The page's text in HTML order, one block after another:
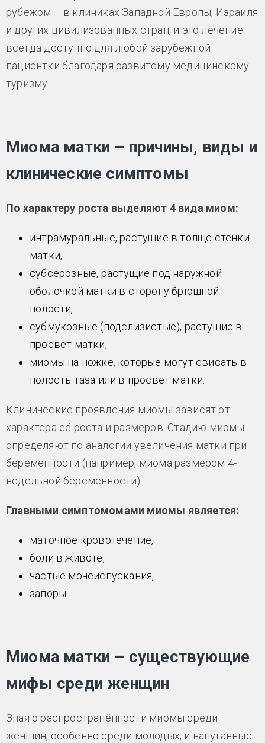
рубежом – в клиниках Западной Европы, Израиля
и других цивилизованных стран, и это лечение
всегда доступно для любой зарубежной
пациентки благодаря развитому медицинскому
туризму.
Миома матки – причины, виды и
клинические симптомы
По характеру роста выделяют 4 вида миом:
интрамуральные, растущие в толще стенки
матки,
субсерозные, растущие под наружной
оболочкой матки в сторону брюшной
полости,
субмукозные (подслизистые), растущие в
просвет матки,
миомы на ножке, которые могут свисать в
полость таза или в просвет матки.
Клинические проявления миомы зависят от
характера её роста и размеров. Стадию миомы
определяют по аналогии увеличения матки при
беременности (например, миома размером 4-
недельной беременности).
Главными симптомомами миомы является:
маточное кровотечение,
боли в животе,
частые мочеиспускания,
запоры.
Миома матки – существующие
мифы среди женщин
Зная о распространённости миомы среди
женщин, особенно среди молодых, и напуганные